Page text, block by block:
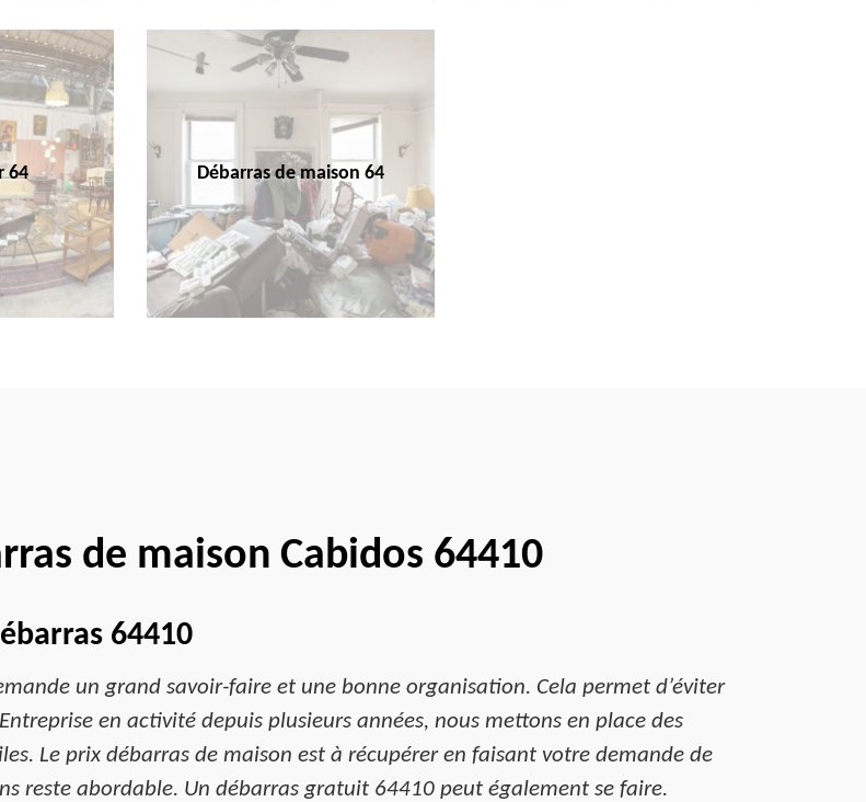
64 Débarras de maison 64
de maison Cabidos 64410
64410
un grand savoir-faire et une bonne organisation. Cela permet d’éviter
en activité depuis plusieurs années, nous mettons en place des
Le prix débarras de maison est à récupérer en faisant votre demande de
reste abordable. Un débarras gratuit 64410 peut également se faire.